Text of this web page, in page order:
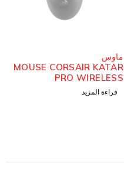
مُباع
ماوس
MOUSE CORSAIR KATAR
PRO WIRELESS
قراءة المزيد